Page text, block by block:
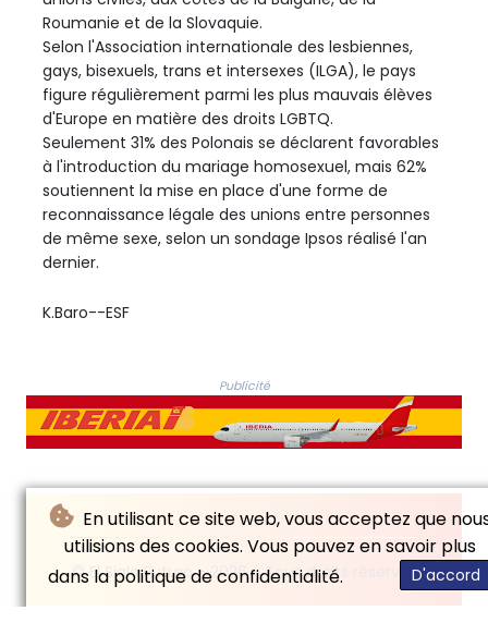
En utilisant ce site web, vous acceptez que
utilisions des cookies. Vous pouvez en savoir plus
dans la politique de confidentialité.
D'accord
Roumanie et de la Slovaquie.
Selon l'Association internationale des lesbiennes,
gays, bisexuels, trans et intersexes (ILGA), le pays
figure régulièrement parmi les plus mauvais élèves
d'Europe en matière des droits LGBTQ.
Seulement 31% des Polonais se déclarent favorables
à l'introduction du mariage homosexuel, mais 62%
soutiennent la mise en place d'une forme de
reconnaissance légale des unions entre personnes
de même sexe, selon un sondage Ipsos réalisé l'an
dernier.
K.Baro--ESF
Publicité
© El Siglo Futuro - 2026 - Tous droits réservés